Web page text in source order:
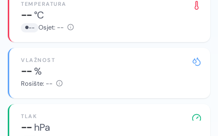
TEMPERATURA
--°C
-- Osjet: --
VLAŽNOST
--%
Rosište: --
TLAK
-- hPa